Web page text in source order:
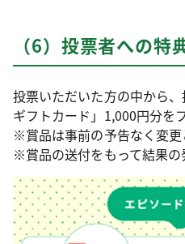
（6）投票者への特
投票いただいた方の中から
ギフトカード」1,000円分を
※賞品は事前の予告なく変更
※賞品の送付をもって結果の